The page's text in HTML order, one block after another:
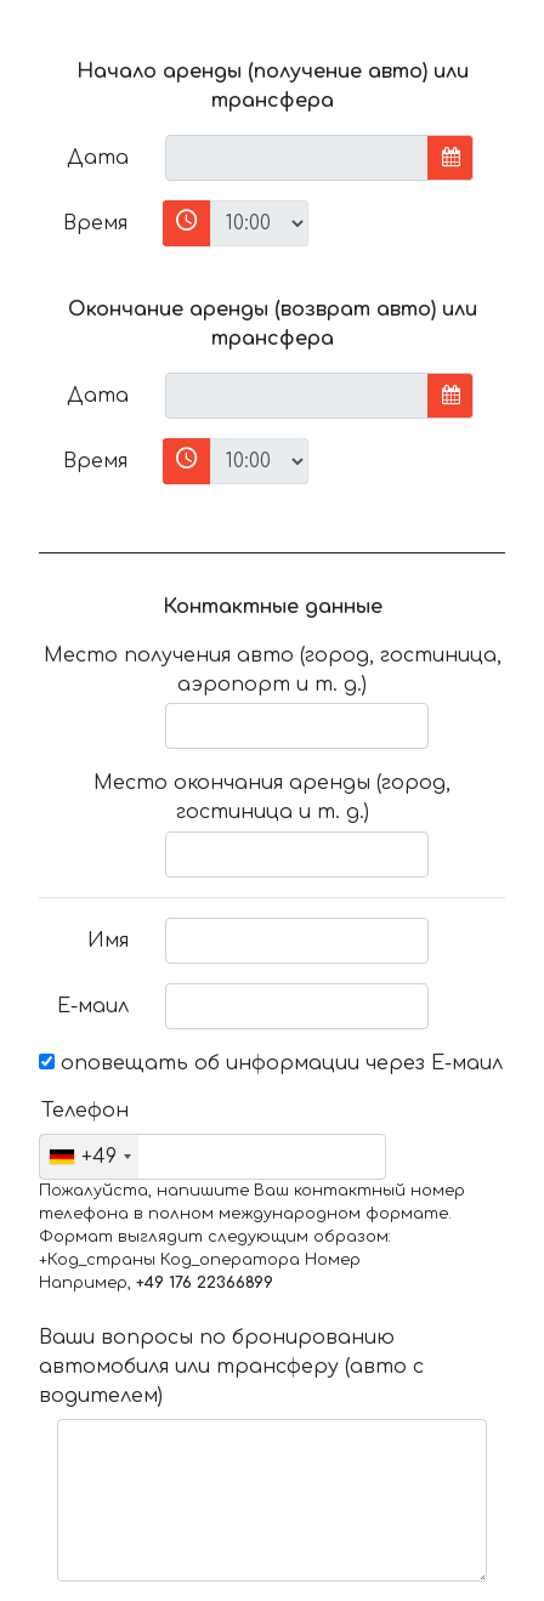
Начало аренды (получение авто) или
трансфера
Дата
Время
Окончание аренды (возврат авто) или
трансфера
Дата
Время
Контактные данные
Место получения авто (город, гостиница,
аэропорт и т. д.)
Место окончания аренды (город,
гостиница и т. д.)
Имя
Е-маил
оповещать об информации через Е-маил
Телефон
+49
Пожалуйста, напишите Ваш контактный номер
телефона в полном международном формате.
Формат выглядит следующим образом:
+Код_страны Код_оператора Номер
Например, +49 176 22366899
Ваши вопросы по бронированию
автомобиля или трансферу (авто с
водителем)